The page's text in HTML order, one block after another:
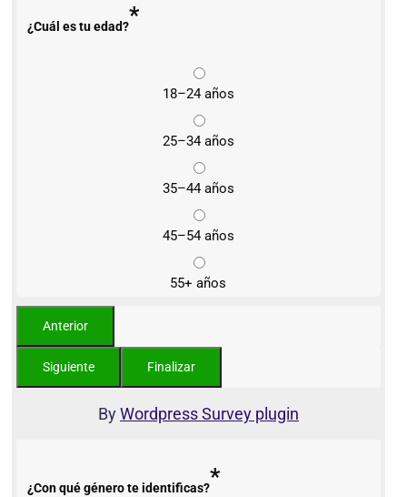
¿Cuál es tu edad?*
18–24 años
25–34 años
35–44 años
45–54 años
55+ años
ByWordpress Survey plugin
¿Con qué género te identificas?*